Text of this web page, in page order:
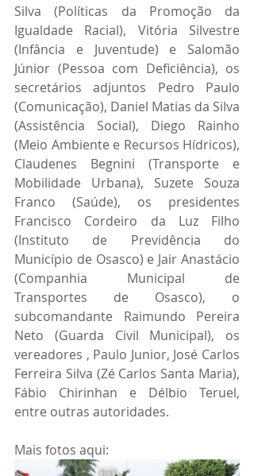
Silva (Políticas da Promoção da
Igualdade Racial), Vitória Silvestre
(Infância e Juventude) e Salomão
Júnior (Pessoa com Deficiência), os
secretários adjuntos Pedro Paulo
(Comunicação), Daniel Matias da Silva
(Assistência Social), Diego Rainho
(Meio Ambiente e Recursos Hídricos),
Claudenes Begnini (Transporte e
Mobilidade Urbana), Suzete Souza
Franco (Saúde), os presidentes
Francisco Cordeiro da Luz Filho
(Instituto de Previdência do
Município de Osasco) e Jair Anastácio
(Companhia Municipal de
Transportes de Osasco), o
subcomandante Raimundo Pereira
Neto (Guarda Civil Municipal), os
vereadores , Paulo Junior, José Carlos
Ferreira Silva (Zé Carlos Santa Maria),
Fábio Chirinhan e Délbio Teruel,
entre outras autoridades.
Mais fotos aqui: